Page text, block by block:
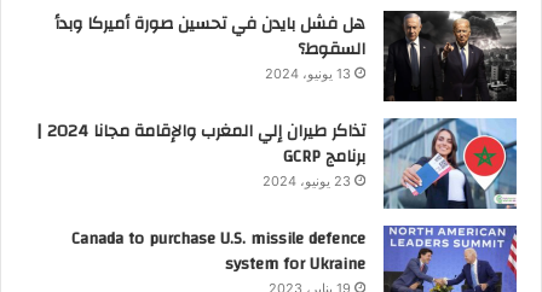
هل فشل بايدن في تحسين صورة أميركا وبدأ
السقوط؟
13 يونيو، 2024
تذاكر طيران إلي المغرب والإقامة مجانا 2024 |
برنامج GCRP
23 يونيو، 2024
Canada to purchase U.S. missile defence
system for Ukraine
19 يناير، 2023